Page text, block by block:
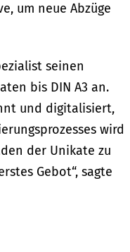
um neue Abzüge
seinen
bis DIN A3 an.
und digitalisiert,
wird
der Unikate zu
Gebot“, sagte